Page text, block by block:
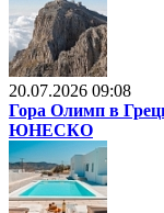
20.07.2026 09:08
Гора Олимп в
ЮНЕСКО